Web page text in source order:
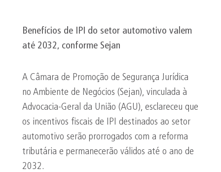
Benefícios de IPI do setor automotivo valem
até 2032, conforme Sejan
A Câmara de Promoção de Segurança Jurídica
no Ambiente de Negócios (Sejan), vinculada à
Advocacia-Geral da União (AGU), esclareceu que
os incentivos fiscais de IPI destinados ao setor
automotivo serão prorrogados com a reforma
tributária e permanecerão válidos até o ano de
2032.